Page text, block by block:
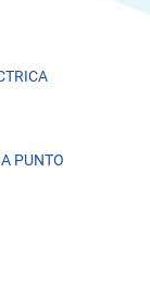
PUNTO